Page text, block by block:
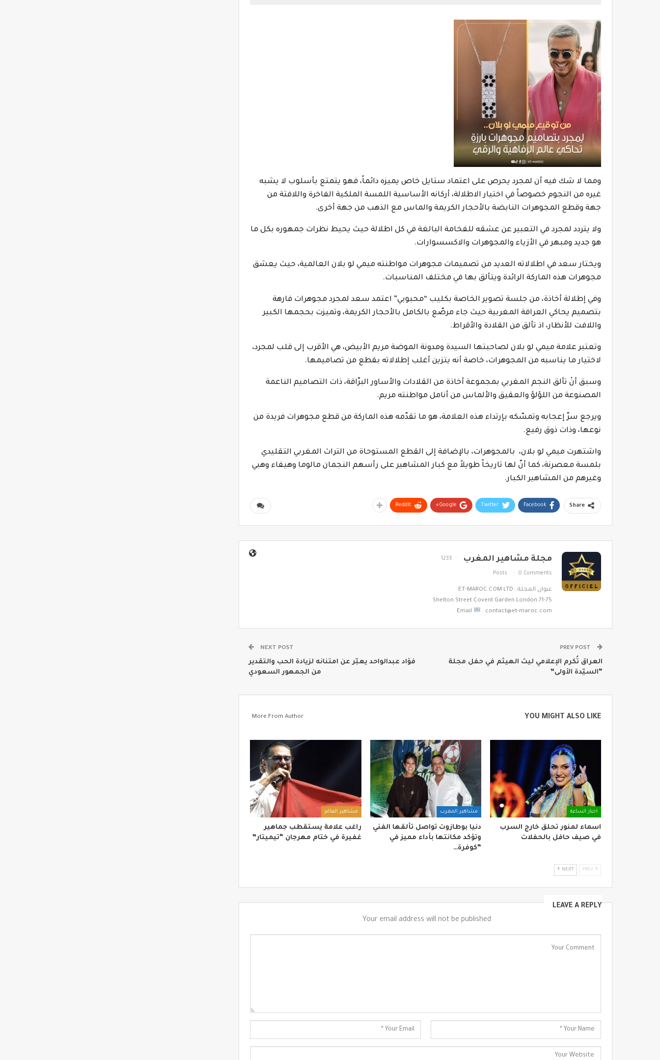
ومما لا شك فيه أن لمجرد يحرص على اعتماد ستايل خاص يميزه دائماً، فهو يتمتع بأسلوب لا يشبه
غيره من النجوم خصوصاً في اختيار الاطلالة، أركانه الأساسية اللمسة الملكية الفاخرة واللافتة من
جهة وقطع المجوهرات النابضة بالأحجار الكريمة والماس مع الذهب من جهة أخرى.
ولا يتردد لمجرد في التعبير عن عشقه للفخامة البالغة في كل اطلالة حيث يحيط نظرات جمهوره بكل ما
هو جديد ومبهر في الأزياء والمجوهرات والاكسسوارات.
ويختار سعد في اطلالاته العديد من تصميمات مجوهرات مواطنته ميمي لو بلان العالمية، حيث يعشق
مجوهرات هذه الماركة الرائدة ويتألق بها في مختلف المناسبات.
وفي إطلالة أخاذة، من جلسة تصوير الخاصة بكليب “محبوبي” اعتمد سعد لمجرد مجوهرات فارهة
بتصميم يحاكي العراقة المغربية حيث جاء مرصّع بالكامل بالأحجار الكريمة، وتميزت بحجمها الكبير
واللافت للأنظار، اذ تألق من القلادة والأقراط.
وتعتبر علامة ميمي لو بلان لصاحبتها السيدة ومدونة الموضة مريم الأبيض، هي الأقرب إلى قلب لمجرد،
لاختيار ما يناسبه من المجوهرات، خاصة أنه يتزين أغلب إطلالاته بقطع من تصاميمها.
وسبق أنْ تألق النجم المغربي بمجموعة أخاذة من القلادات والأساور البرّاقة، ذات التصاميم الناعمة
المصنوعة من اللؤلؤ والعقيق والألماس من أنامل مواطنته مريم.
ويرجع سرّ إعجابه وتمسّكه بإرتداء هذه العلامة، هو ما تقدّمه هذه الماركة من قطع مجوهرات فريدة من
نوعها، وذات ذوق رفيع.
واشتهرت ميمي لو بلان، بالمجوهرات، بالإضافة إلى القطع المستوحاة من التراث المغربي التقليدي
بلمسة معصرنة، كما أنّ لها تاريخاً طويلاً مع كبار المشاهير على رأسهم النجمان مالوما وهيفاء وهبي
وغيرهم من المشاهير الكبار.
Share
Facebook
Twitter
Google+
ReddIt
مجلة مشاهير المغرب 1233
Posts 0 Comments
عنوان المجلة : ET-MAROC.COM LTD
71-75 Shelton Street Covent Garden London
Email
: contact@et-maroc.com
العراق تُكرم الإعلامي ليث الهيثم في حفل مجلة
“السيّدة الأولى”
NEXT POST
فؤاد عبدالواحد يعبّر عن امتنانه لزيادة الحب والتقدير
من الجمهور السعودي
YOU MIGHT ALSO LIKE
More From Author
اخبار الساعة
اسماء لمنور تحلق خارج السرب
في صيف حافل بالحفلات
مشاهير المغرب
دنيا بوطازوت تواصل تألقها الفني
وتؤكد مكانتها بأداء مميز في
“كوفرة…
مشاهير العالم
راغب علامة يستقطب جماهير
غفيرة في ختام مهرجان “تيميتار”
NEXT
LEAVE A REPLY
Your email address will not be published.